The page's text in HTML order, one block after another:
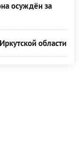
осуждён за
области